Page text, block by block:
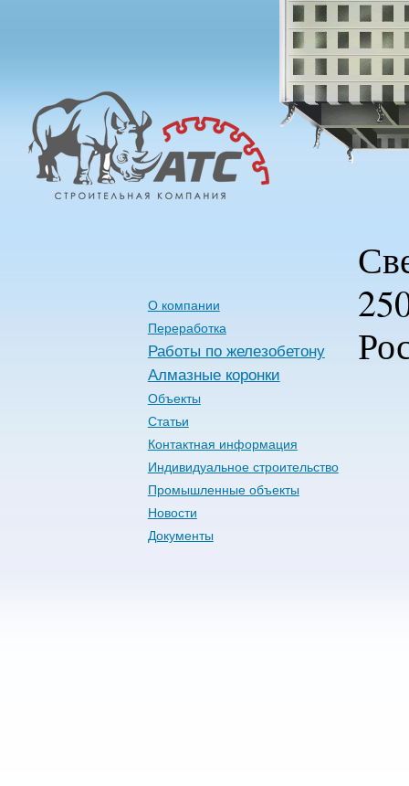
О компании
Переработка
Работы по железобетону
Алмазные коронки
Объекты
Статьи
Контактная информация
Индивидуальное строительство
Промышленные объекты
Новости
Документы